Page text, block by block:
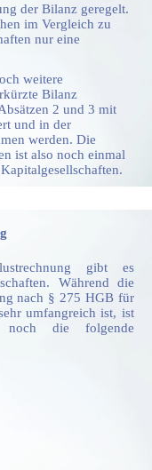
der Bilanz geregelt.
im Vergleich zu
nur eine
weitere
Bilanz
2 und 3 mit
und in der
werden. Die
ist also noch einmal
gibt es
Während die
nach § 275 HGB für
umfangreich ist, ist
noch die folgende